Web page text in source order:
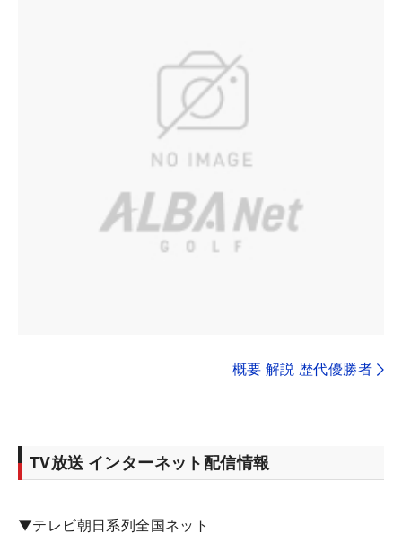
概要 解説 歴代優勝者
TV放送 インターネット配信情報
▼テレビ朝日系列全国ネット